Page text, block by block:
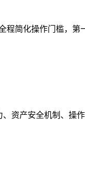
简化操作门槛，第
资产安全机制、操